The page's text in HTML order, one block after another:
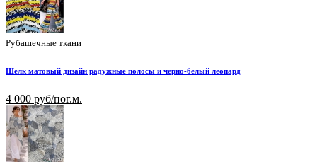
Рубашечные ткани
Шелк матовый дизайн радужные полосы и черно-белый леопард
4 000 руб/пог.м.